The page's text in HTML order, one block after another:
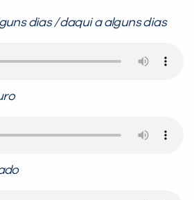
dias / daqui a alguns dias